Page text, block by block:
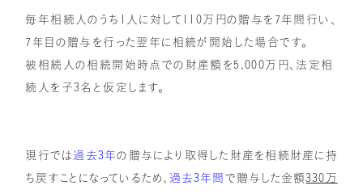
毎年相続人のうち1人に対して110万円の贈与を7年間行い、
7年目の贈与を行った翌年に相続が開始した場合です。
被相続人の相続開始時点での財産額を5,000万円、法定相
続人を子3名と仮定します。
現行では 過去3年の贈与により取得した財産を相続財産に持
ち戻すことになっているため、 過去3年間 で贈与した金額330万